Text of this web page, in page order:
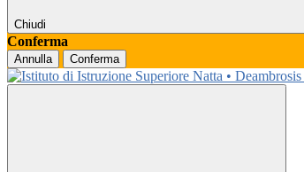
Chiudi
Conferma
Annulla Conferma